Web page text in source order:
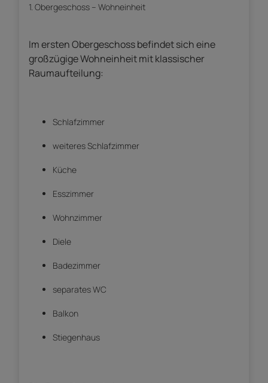
1. Obergeschoss – Wohneinheit
Im ersten Obergeschoss befindet sich eine
großzügige Wohneinheit mit klassischer
Raumaufteilung:
Schlafzimmer
weiteres Schlafzimmer
Küche
Esszimmer
Wohnzimmer
Diele
Badezimmer
separates WC
Balkon
Stiegenhaus